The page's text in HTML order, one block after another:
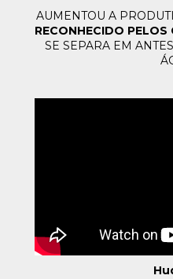
AUMENTOU A
RECONHECIDO PELOS
SE SEPARA EM